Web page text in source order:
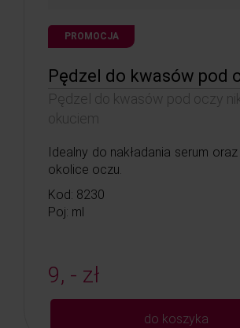
PROMOCJA
Pędzel do kwasów pod
Pędzel do kwasów pod oczy
okuciem
Idealny do nakładania serum
okolice oczu.
Kod: 8230
Poj: ml
9, - zł
do koszyka